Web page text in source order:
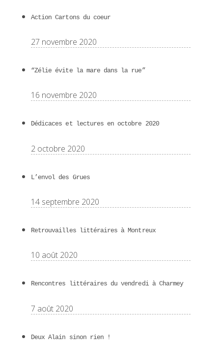
Action Cartons du coeur
27 novembre 2020
“Zélie évite la mare dans la rue”
16 novembre 2020
Dédicaces et lectures en octobre 2020
2 octobre 2020
L’envol des Grues
14 septembre 2020
Retrouvailles littéraires à Montreux
10 août 2020
Rencontres littéraires du vendredi à Charmey
7 août 2020
Deux Alain sinon rien !